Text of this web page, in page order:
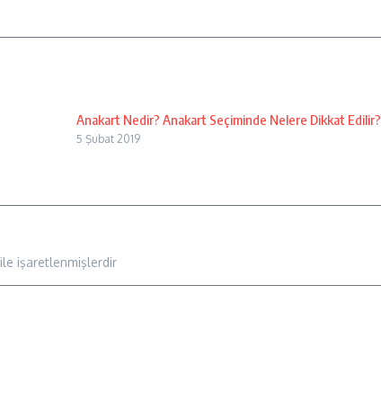
Anakart Nedir? Anakart Seçiminde Nelere Dikkat Edilir?
5 Şubat 2019
ile işaretlenmişlerdir